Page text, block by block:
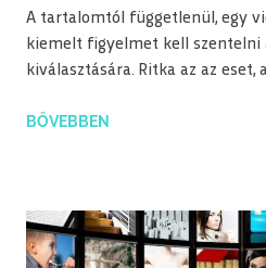
A tartalomtól függetlenül, egy
kiemelt figyelmet kell szentelni
kiválasztására. Ritka az az eset,
BŐVEBBEN